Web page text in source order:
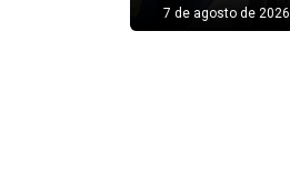
7 de agosto de 2026